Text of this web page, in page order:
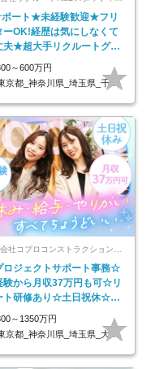
ポート★未経験歓迎★フリ
ーOK!経歴は気にしなくて
夫★超大手リクルートグル
の正社員/sg
～600万円
京都_神奈川県_埼玉県_千葉県_大阪府…
ジェクトサポート事務☆
験から月収37万円も可☆リ
ト研修あり☆土日祝休☆20
30代活躍/b
～1350万円
京都_神奈川県_埼玉県_大阪府_愛知県…